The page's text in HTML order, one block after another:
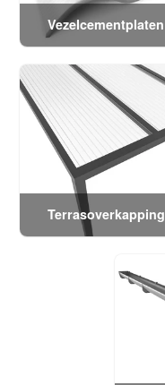
Vezelcementplaten
Terrasoverkapping